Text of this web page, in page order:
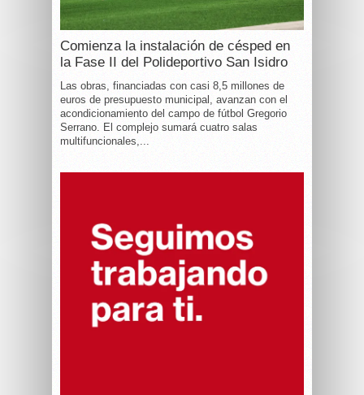
Comienza la instalación de césped en
la Fase II del Polideportivo San Isidro
Las obras, financiadas con casi 8,5 millones de
euros de presupuesto municipal, avanzan con el
acondicionamiento del campo de fútbol Gregorio
Serrano. El complejo sumará cuatro salas
multifuncionales,...